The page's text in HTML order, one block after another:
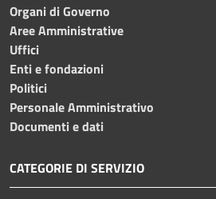
Organi di Governo
Aree Amministrative
Uffici
Enti e fondazioni
Politici
Personale Amministrativo
Documenti e dati
CATEGORIE DI SERVIZIO